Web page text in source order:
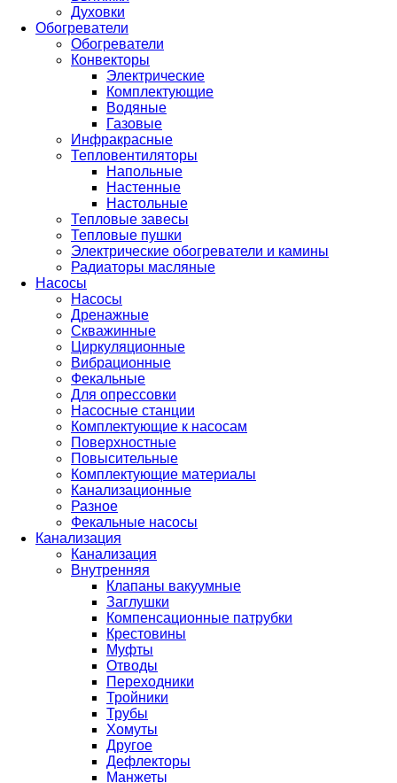
Духовки
Обогреватели
Обогреватели
Конвекторы
Электрические
Комплектующие
Водяные
Газовые
Инфракрасные
Тепловентиляторы
Напольные
Настенные
Настольные
Тепловые завесы
Тепловые пушки
Электрические обогреватели и камины
Радиаторы масляные
Насосы
Насосы
Дренажные
Скважинные
Циркуляционные
Вибрационные
Фекальные
Для опрессовки
Насосные станции
Комплектующие к насосам
Поверхностные
Повысительные
Комплектующие материалы
Канализационные
Разное
Фекальные насосы
Канализация
Канализация
Внутренняя
Клапаны вакуумные
Заглушки
Компенсационные патрубки
Крестовины
Муфты
Отводы
Переходники
Тройники
Трубы
Хомуты
Другое
Дефлекторы
Манжеты